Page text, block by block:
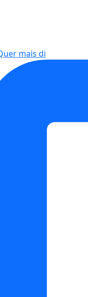
mais di